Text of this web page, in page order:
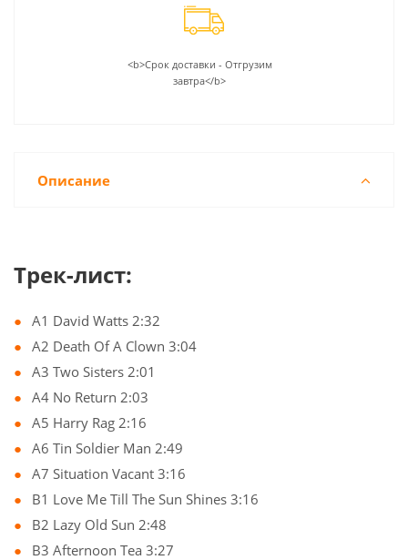
<b>Срок доставки - Отгрузим
завтра</b>
Описание
Трек-лист:
A1 David Watts 2:32
A2 Death Of A Clown 3:04
A3 Two Sisters 2:01
A4 No Return 2:03
A5 Harry Rag 2:16
A6 Tin Soldier Man 2:49
A7 Situation Vacant 3:16
B1 Love Me Till The Sun Shines 3:16
B2 Lazy Old Sun 2:48
B3 Afternoon Tea 3:27